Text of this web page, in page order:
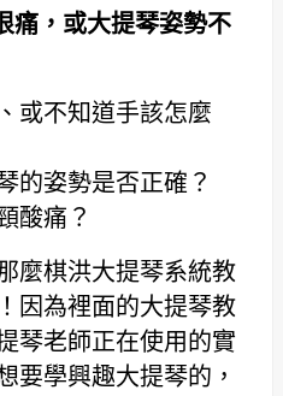
痛，或大提琴姿勢不
或不知道手該怎麼
的姿勢是否正確？
酸痛？
麼棋洪大提琴系統教
因為裡面的大提琴教
琴老師正在使用的實
要學興趣大提琴的，